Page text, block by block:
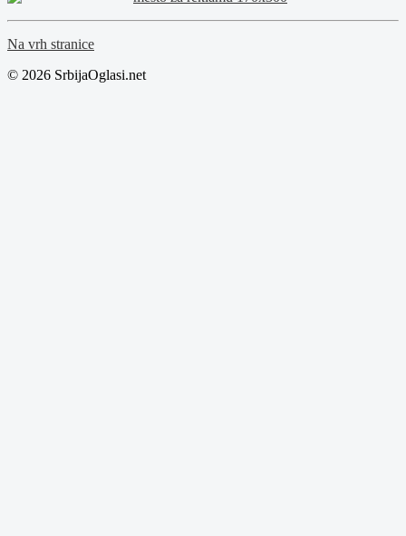
Na vrh stranice
© 2026 SrbijaOglasi.net